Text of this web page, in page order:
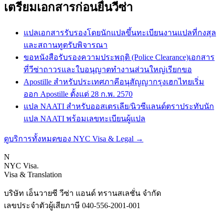
เตรียมเอกสารก่อนยื่นวีซ่า
แปลเอกสารรับรองโดยนักแปลขึ้นทะเบียนงานแปลที่กงสุล
และสถานทูตรับพิจารณา
ขอหนังสือรับรองความประพฤติ (Police Clearance)เอกสาร
ที่วีซ่าถาวรและใบอนุญาตทำงานส่วนใหญ่เรียกขอ
Apostille สำหรับประเทศภาคีอนุสัญญากรุงเฮกไทยเริ่ม
ออก Apostille ตั้งแต่ 28 ก.พ. 2570
แปล NAATI สำหรับออสเตรเลีย/นิวซีแลนด์ตราประทับนัก
แปล NAATI พร้อมเลขทะเบียนผู้แปล
ดูบริการทั้งหมดของ NYC Visa & Legal →
N
NYC Visa.
Visa & Translation
บริษัท เอ็นวายซี วีซ่า แอนด์ ทรานสเลชั่น จำกัด
เลขประจำตัวผู้เสียภาษี 040-556-2001-001